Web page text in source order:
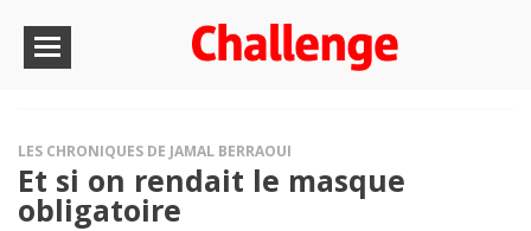
LES CHRONIQUES DE JAMAL BERRAOUI
Et si on rendait le masque
obligatoire